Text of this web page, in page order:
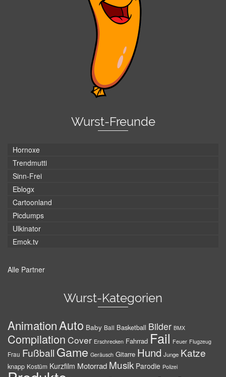
Wurst-Freunde
Hornoxe
Trendmutti
Sinn-Frei
Eblogx
Cartoonland
Picdumps
Ulkinator
Emok.tv
Alle Partner
Wurst-Kategorien
AnimationAuto Baby Ball Basketball Bilder BMX
Compilation Cover Erschrecken Fahrrad Fail Feuer Flugzeug
Frau Fußball Game Geräusch Gitarre Hund Junge Katze
knapp Kostüm Kurzfilm Motorrad Musik Parodie Polizei